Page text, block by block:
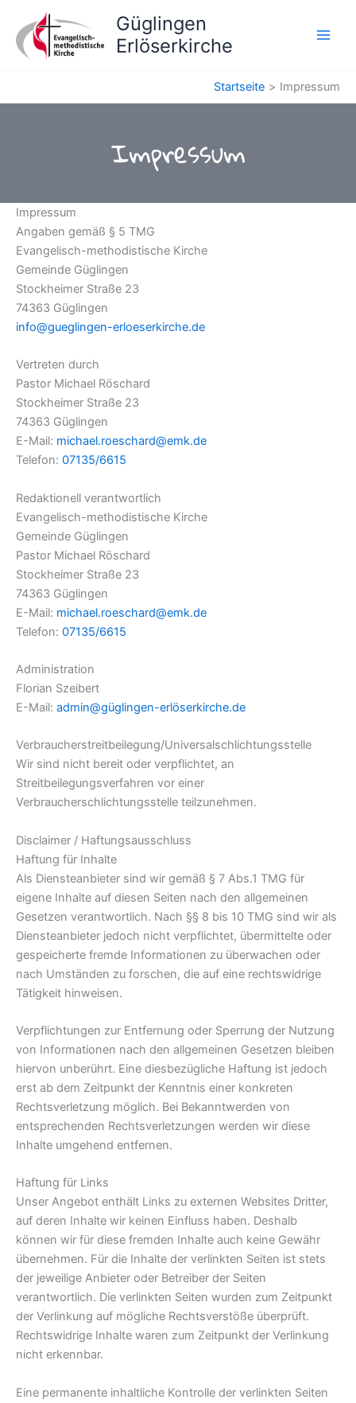
Inhalt
springen
Güglingen
Erlöserkirche
Startseite Impressum
Impressum
Impressum
Angaben gemäß § 5 TMG
Evangelisch-methodistische Kirche
Gemeinde Güglingen
Stockheimer Straße 23
74363 Güglingen
info@gueglingen-erloeserkirche.de
Vertreten durch
Pastor Michael Röschard
Stockheimer Straße 23
74363 Güglingen
E-Mail: michael.roeschard@emk.de
Telefon: 07135/6615
Redaktionell verantwortlich
Evangelisch-methodistische Kirche
Gemeinde Güglingen
Pastor Michael Röschard
Stockheimer Straße 23
74363 Güglingen
E-Mail: michael.roeschard@emk.de
Telefon: 07135/6615
Administration
Florian Szeibert
E-Mail: admin@güglingen-erlöserkirche.de
Verbraucher­streit­beilegung/Universal­schlichtungs­stelle
Wir sind nicht bereit oder verpflichtet, an
Streitbeilegungsverfahren vor einer
Verbraucherschlichtungsstelle teilzunehmen.
Disclaimer / Haftungsausschluss
Haftung für Inhalte
Als Diensteanbieter sind wir gemäß § 7 Abs.1 TMG für
eigene Inhalte auf diesen Seiten nach den allgemeinen
Gesetzen verantwortlich. Nach §§ 8 bis 10 TMG sind wir als
Diensteanbieter jedoch nicht verpflichtet, übermittelte oder
gespeicherte fremde Informationen zu überwachen oder
nach Umständen zu forschen, die auf eine rechtswidrige
Tätigkeit hinweisen.
Verpflichtungen zur Entfernung oder Sperrung der Nutzung
von Informationen nach den allgemeinen Gesetzen bleiben
hiervon unberührt. Eine diesbezügliche Haftung ist jedoch
erst ab dem Zeitpunkt der Kenntnis einer konkreten
Rechtsverletzung möglich. Bei Bekanntwerden von
entsprechenden Rechtsverletzungen werden wir diese
Inhalte umgehend entfernen.
Haftung für Links
Unser Angebot enthält Links zu externen Websites Dritter,
auf deren Inhalte wir keinen Einfluss haben. Deshalb
können wir für diese fremden Inhalte auch keine Gewähr
übernehmen. Für die Inhalte der verlinkten Seiten ist stets
der jeweilige Anbieter oder Betreiber der Seiten
verantwortlich. Die verlinkten Seiten wurden zum Zeitpunkt
der Verlinkung auf mögliche Rechtsverstöße überprüft.
Rechtswidrige Inhalte waren zum Zeitpunkt der Verlinkung
nicht erkennbar.
Eine permanente inhaltliche Kontrolle der verlinkten Seiten